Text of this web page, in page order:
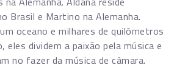
Brasil e Martino na Alemanha.
oceano e milhares de quilômetros
eles dividem a paixão pela música e
no fazer da música de câmara.